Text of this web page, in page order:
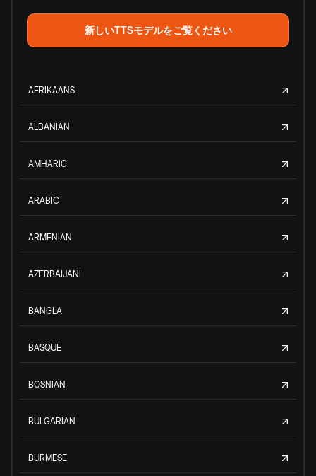
新しいTTSモデルをご覧ください
AFRIKAANS
ALBANIAN
AMHARIC
ARABIC
ARMENIAN
AZERBAIJANI
BANGLA
BASQUE
BOSNIAN
BULGARIAN
BURMESE